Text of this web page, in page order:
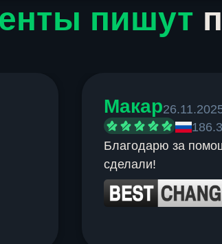
пишут
Макар
Благодарю за
сделали!